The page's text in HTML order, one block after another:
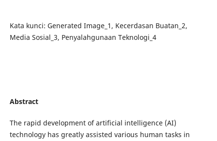
Kata kunci: Generated Image_1, Kecerdasan Buatan_2,
Media Sosial_3, Penyalahgunaan Teknologi_4
Abstract
The rapid development of artificial intelligence (AI)
technology has greatly assisted various human tasks in